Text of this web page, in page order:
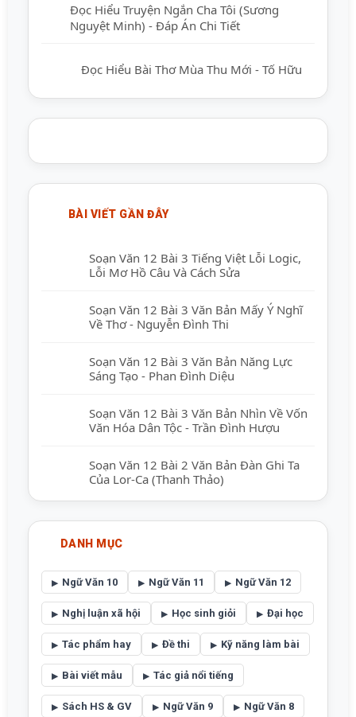
Đọc Hiểu Truyện Ngắn Cha Tôi (Sương
Nguyệt Minh) - Đáp Án Chi Tiết
Đọc Hiểu Bài Thơ Mùa Thu Mới - Tố Hữu
BÀI VIẾT GẦN ĐÂY
Soạn Văn 12 Bài 3 Tiếng Việt Lỗi Logic,
Lỗi Mơ Hồ Câu Và Cách Sửa
Soạn Văn 12 Bài 3 Văn Bản Mấy Ý Nghĩ
Về Thơ - Nguyễn Đình Thi
Soạn Văn 12 Bài 3 Văn Bản Năng Lực
Sáng Tạo - Phan Đình Diệu
Soạn Văn 12 Bài 3 Văn Bản Nhìn Về Vốn
Văn Hóa Dân Tộc - Trần Đình Hượu
Soạn Văn 12 Bài 2 Văn Bản Đàn Ghi Ta
Của Lor-Ca (Thanh Thảo)
DANH MỤC
Ngữ Văn 10 Ngữ Văn 11 Ngữ Văn 12
Nghị luận xã hội Học sinh giỏi Đại học
Tác phẩm hay Đề thi Kỹ năng làm bài
Bài viết mẫu Tác giả nổi tiếng
Sách HS & GV Ngữ Văn 9 Ngữ Văn 8